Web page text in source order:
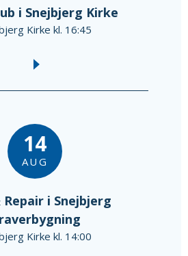
i Snejbjerg Kirke
Kirke kl. 16:45
14
AUG
Repair i Snejbjerg
Kirke kl. 14:00